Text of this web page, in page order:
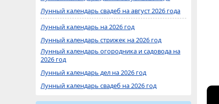
Лунный календарь свадеб на август 2026 года
Лунный календарь на 2026 год
Лунный календарь стрижек на 2026 год
Лунный календарь огородника и садовода на
2026 год
Лунный календарь дел на 2026 год
Лунный календарь свадеб на 2026 год